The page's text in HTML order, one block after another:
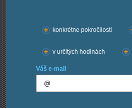
konkrétne pokročilosti
v určitých hodinách
Váš e-mail